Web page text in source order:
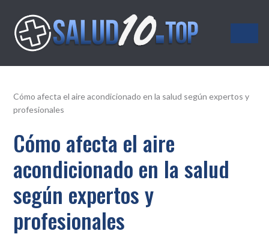
Salud10.top
Cómo afecta el aire acondicionado en la salud según expertos y
profesionales
Cómo afecta el aire
acondicionado en la salud
según expertos y
profesionales